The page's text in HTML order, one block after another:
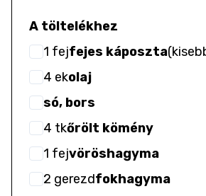
A töltelékhez
1 fejfejes káposzta(
4 ekolaj
só, bors
4 tkőrölt kömény
1 fejvöröshagyma
2 gerezdfokhagyma